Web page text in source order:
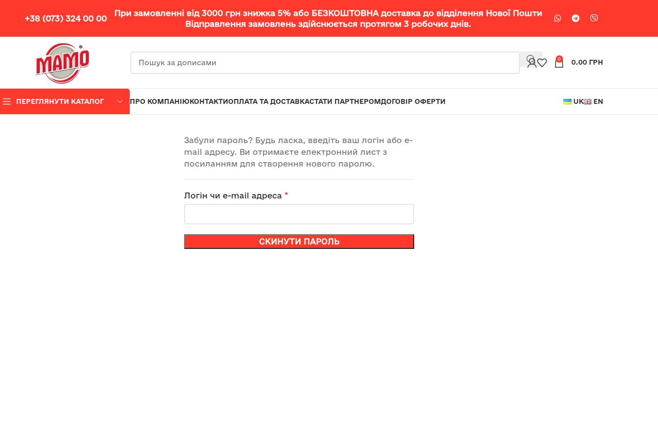
+38 (073) 324 00 00
При замовленні від 3000 грн знижка 5% або БЕЗКОШТОВНА доставка до відділення Нової Пошти
Відправлення замовлень здійснюється протягом 3 робочих днів.
0 0.00 ГРН
ПЕРЕГЛЯНУТИ КАТАЛОГ ПРО КОМПАНІЮКОНТАКТИОПЛАТА ТА ДОСТАВКАСТАТИ ПАРТНЕРОМДОГОВІР ОФЕРТИ UK EN
Забули пароль? Будь ласка, введіть ваш логін або e-
mail адресу. Ви отримаєте електронний лист з
посиланням для створення нового паролю.
Логін чи e-mail адреса *
СКИНУТИ ПАРОЛЬ